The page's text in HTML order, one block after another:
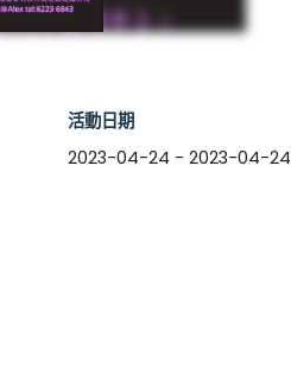
活動日期
2023-04-24 - 2023-04-24